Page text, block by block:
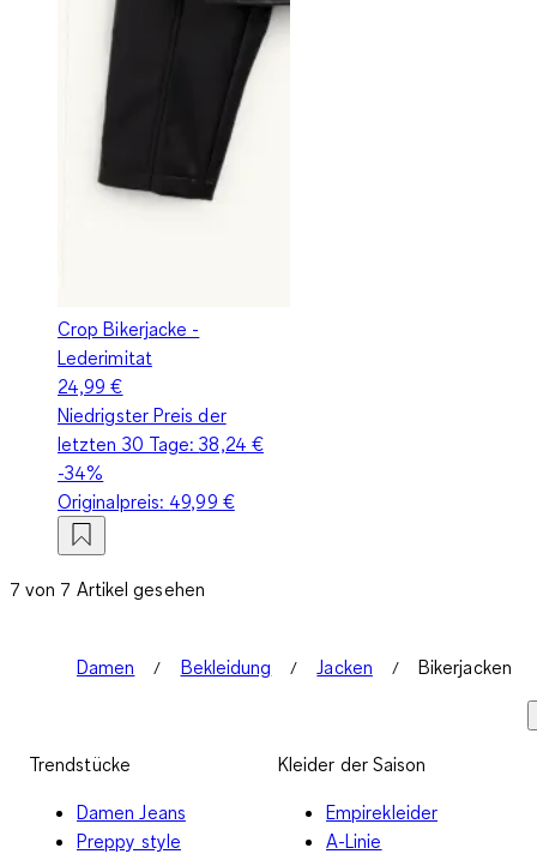
Crop Bikerjacke -
Lederimitat
24,99 €
Niedrigster Preis der
letzten 30 Tage:38,24 €
-34%
Originalpreis: 49,99 €
7 von 7 Artikel gesehen
Damen Bekleidung Jacken Bikerjacken
Trendstücke
Damen Jeans
Preppy style
Kleider der Saison
Empirekleider
A-Linie